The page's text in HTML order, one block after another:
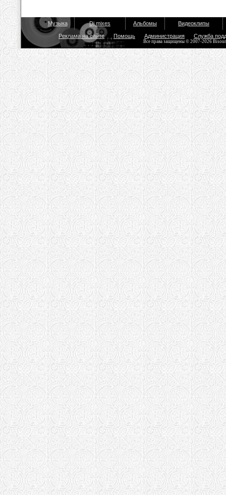
Музыка Dj mixes Альбомы Видеоклипы
Реклама на сайте Помощь Администрация Служба
Все права защищены © 2007-2026